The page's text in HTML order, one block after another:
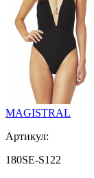
MAGISTRAL
Артикул:
180SE-S122